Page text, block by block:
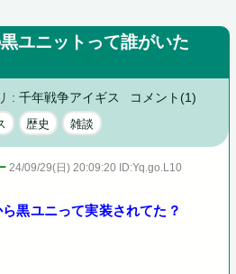
ユニットって誰がいた
:千年戦争アイギス
コメント(1)
歴史 雑談
24/09/29(日) 20:09:20 ID:Yq.go.L10
黒ユニって実装されてた？